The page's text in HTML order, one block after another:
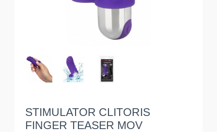
STIMULATOR CLITORIS
FINGER TEASER MOV